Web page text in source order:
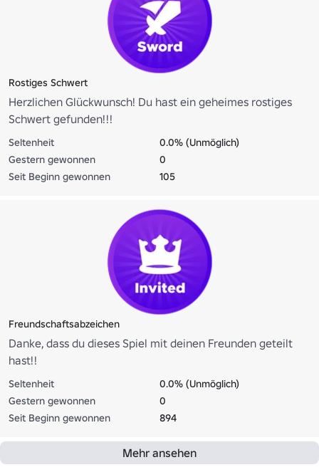
Rostiges Schwert
Herzlichen Glückwunsch! Du hast ein geheimes rostiges
Schwert gefunden!!!
Seltenheit
0.0% (Unmöglich)
Gestern gewonnen
0
Seit Beginn gewonnen
105
Freundschaftsabzeichen
Danke, dass du dieses Spiel mit deinen Freunden geteilt
hast!!
Seltenheit
0.0% (Unmöglich)
Gestern gewonnen
0
Seit Beginn gewonnen
894
Mehr ansehen